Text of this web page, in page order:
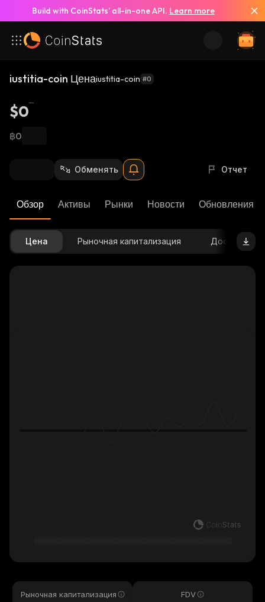
Build with CoinStats’ all-in-one API. Learn more
iustitia-coin Ценаiustitia-coin #0
$0
฿0
Обменять Отчет
Обзор Активы Рынки Новости Обновления
Цена Рыночная капитализация Доступное
Рыночная капитализация FDV